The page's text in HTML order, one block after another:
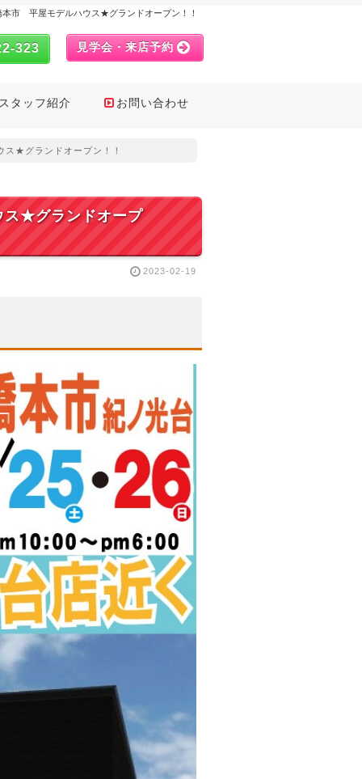
市 平屋モデルハウス★グランドオープン！！
見学会・来店予約
323
タッフ紹介 お問い合わせ
★グランドオープン！！
★グランドオープ
2023-02-19